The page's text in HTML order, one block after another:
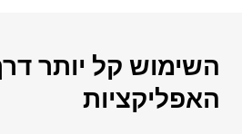
השימוש קל יותר
האפליקציות